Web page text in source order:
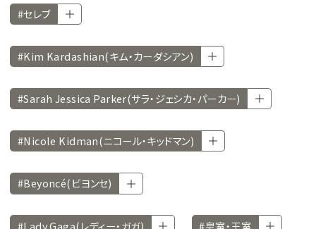
#セレブ
#Kim Kardashian(キム・カーダシアン)
#Sarah Jessica Parker(サラ・ジェシカ・パーカー)
#Nicole Kidman(ニコール・キッドマン)
#Beyoncé(ビヨンセ)
#Lady Gaga(レディー・ガガ) #皇室・王室